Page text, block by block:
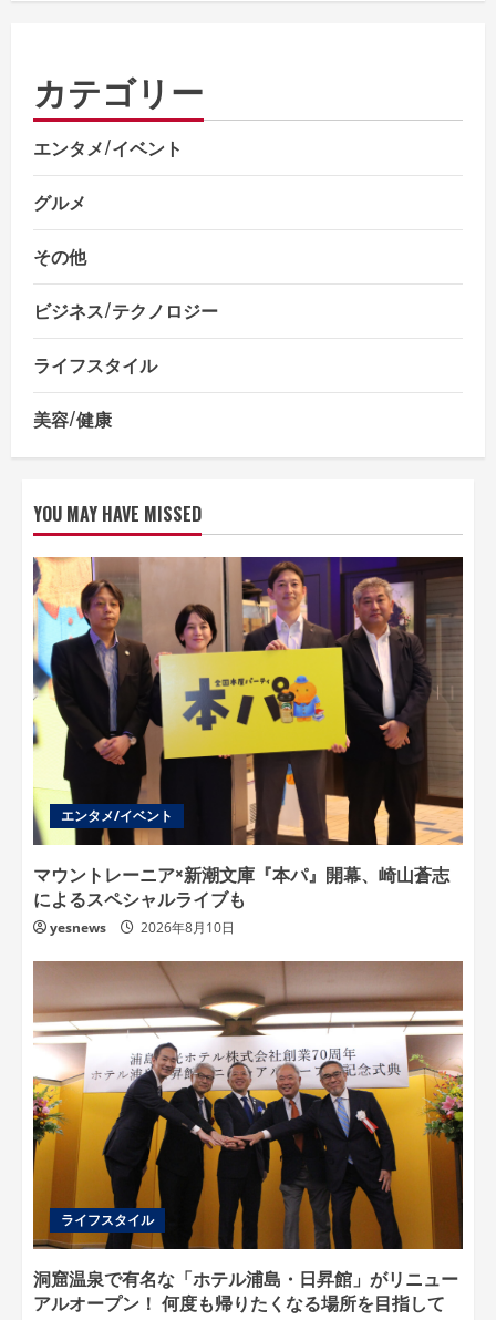
カテゴリー
エンタメ/イベント
グルメ
その他
ビジネス/テクノロジー
ライフスタイル
美容/健康
YOU MAY HAVE MISSED
エンタメ/イベント
マウントレーニア×新潮文庫『本パ』開幕、崎山蒼志
によるスペシャルライブも
yesnews 2026年8月10日
ライフスタイル
洞窟温泉で有名な「ホテル浦島・日昇館」がリニュー
アルオープン！ 何度も帰りたくなる場所を目指して